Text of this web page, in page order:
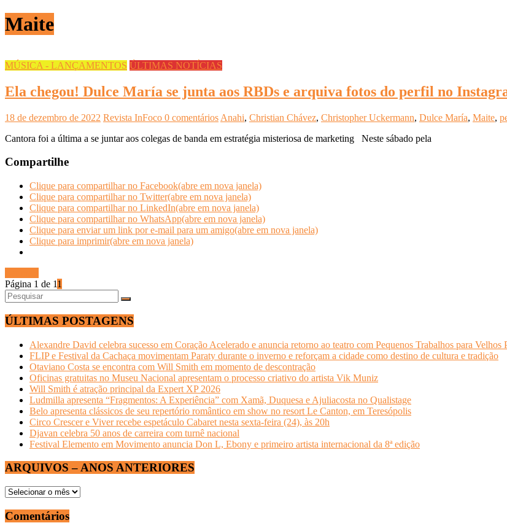
Maite
MÚSICA - LANÇAMENTOS ÚLTIMAS NOTÍCIAS
Ela chegou! Dulce María se junta aos RBDs e arquiva fotos do perfil no
18 de dezembro de 2022 Revista InFoco 0 comentários Anahi, Christian Chávez, Christopher Uckermann, Dulce María, Maite,
Cantora foi a última a se juntar aos colegas de banda em estratégia misteriosa de marketing Neste sábado pela
Compartilhe
Clique para compartilhar no Facebook(abre em nova janela)
Clique para compartilhar no Twitter(abre em nova janela)
Clique para compartilhar no LinkedIn(abre em nova janela)
Clique para compartilhar no WhatsApp(abre em nova janela)
Clique para enviar um link por e-mail para um amigo(abre em nova janela)
Clique para imprimir(abre em nova janela)
Página 1 de 11
ÚLTIMAS POSTAGENS
Alexandre David celebra sucesso em Coração Acelerado e anuncia retorno ao teatro com Pequenos Trabalhos para Velhos
FLIP e Festival da Cachaça movimentam Paraty durante o inverno e reforçam a cidade como destino de cultura e tradição
Otaviano Costa se encontra com Will Smith em momento de descontração
Oficinas gratuitas no Museu Nacional apresentam o processo criativo do artista Vik Muniz
Will Smith é atração principal da Expert XP 2026
Ludmilla apresenta “Fragmentos: A Experiência” com Xamã, Duquesa e Ajuliacosta no Qualistage
Belo apresenta clássicos de seu repertório romântico em show no resort Le Canton, em Teresópolis
Circo Crescer e Viver recebe espetáculo Cabaret nesta sexta-feira (24), às 20h
Djavan celebra 50 anos de carreira com turnê nacional
Festival Elemento em Movimento anuncia Don L, Ebony e primeiro artista internacional da 8ª edição
ARQUIVOS – ANOS ANTERIORES
ARQUIVOS
ANOS
Comentários